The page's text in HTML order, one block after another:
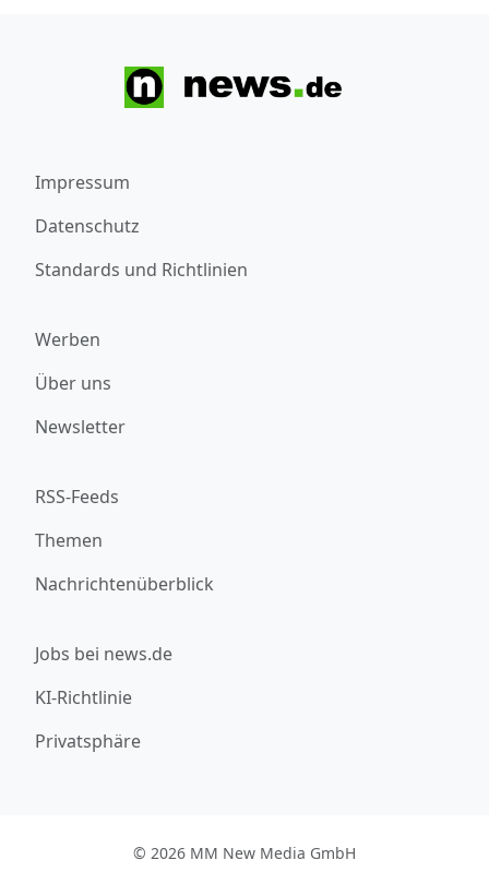
Impressum
Datenschutz
Standards und Richtlinien
Werben
Über uns
Newsletter
RSS-Feeds
Themen
Nachrichtenüberblick
Jobs bei news.de
KI-Richtlinie
Privatsphäre
© 2026 MM New Media GmbH